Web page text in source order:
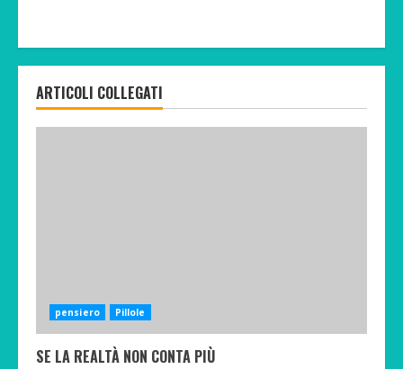
ARTICOLI COLLEGATI
pensiero Pillole
SE LA REALTÀ NON CONTA PIÙ